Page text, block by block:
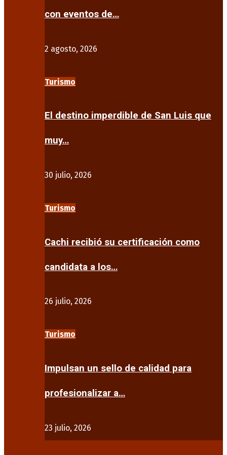
con eventos de…
2 agosto, 2026
Turismo
El destino imperdible de San Luis que
muy…
30 julio, 2026
Turismo
Cachi recibió su certificación como
candidata a los…
26 julio, 2026
Turismo
Impulsan un sello de calidad para
profesionalizar a…
23 julio, 2026